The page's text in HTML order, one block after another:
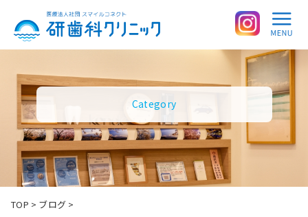
Category
TOP > ブログ >